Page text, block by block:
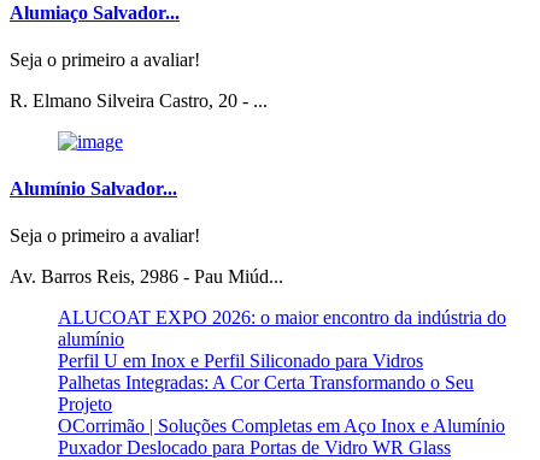
Alumiaço Salvador...
Seja o primeiro a avaliar!
R. Elmano Silveira Castro, 20 - ...
Alumínio Salvador...
Seja o primeiro a avaliar!
Av. Barros Reis, 2986 - Pau Miúd...
ALUCOAT EXPO 2026: o maior encontro da indústria do
alumínio
Perfil U em Inox e Perfil Siliconado para Vidros
Palhetas Integradas: A Cor Certa Transformando o Seu
Projeto
OCorrimão | Soluções Completas em Aço Inox e Alumínio
Puxador Deslocado para Portas de Vidro WR Glass